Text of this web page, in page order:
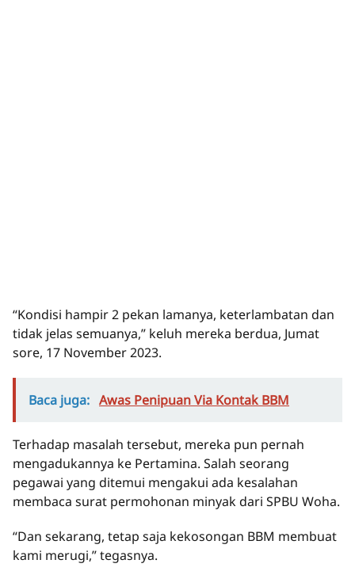
“Kondisi hampir 2 pekan lamanya, keterlambatan dan
tidak jelas semuanya,” keluh mereka berdua, Jumat
sore, 17 November 2023.
Baca juga: Awas Penipuan Via Kontak BBM
Terhadap masalah tersebut, mereka pun pernah
mengadukannya ke Pertamina. Salah seorang
pegawai yang ditemui mengakui ada kesalahan
membaca surat permohonan minyak dari SPBU Woha.
“Dan sekarang, tetap saja kekosongan BBM membuat
kami merugi,” tegasnya.